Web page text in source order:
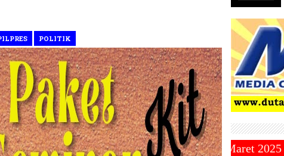
POLITIK
Jatuh Pada Hari Sabtu 1 Maret 2025 ~||~ 1